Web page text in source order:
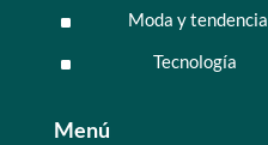
^ Moda y tendencia
^ Tecnología
Menú